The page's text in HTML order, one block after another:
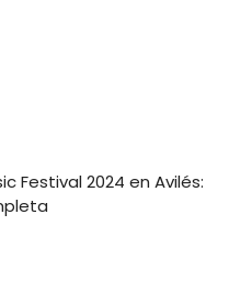
Festival 2024 en Avilés: